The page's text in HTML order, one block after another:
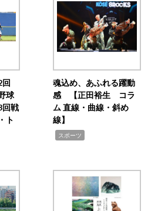
回
球
回戦
ト
魂込め、あふれる躍動
感 【正田裕生 コラ
ム 直線・曲線・斜め
線】
スポーツ